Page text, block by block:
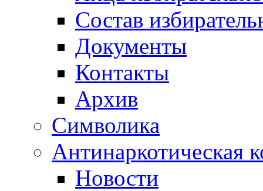
Состав
Документы
Контакты
Архив
Символика
Антинаркотическая
Новости